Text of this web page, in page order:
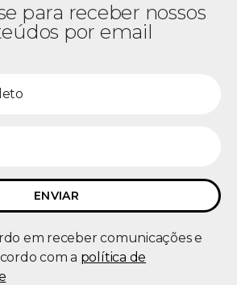
para receber nossos
por email
em receber comunicações e
com a política de